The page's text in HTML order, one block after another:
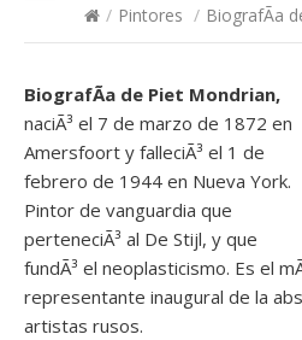
/ Pintores / BiografÃ­a
BiografÃ­a de Piet Mondrian,
naciÃ³ el 7 de marzo de 1872 en
Amersfoort y falleciÃ³ el 1 de
febrero de 1944 en Nueva York.
Pintor de vanguardia que
perteneciÃ³ al De Stijl, y que
fundÃ³ el neoplasticismo. Es el
representante inaugural de la
artistas rusos.